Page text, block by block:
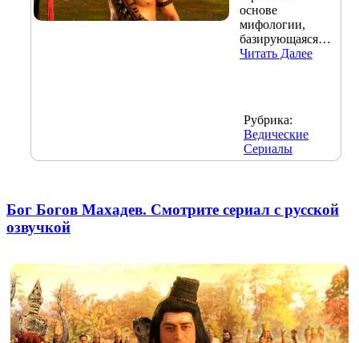
основе
мифологии,
базирующаяся…
Читать Далее
Рубрика:
Ведические
Сериалы
Бог Богов Махадев. Смотрите сериал с русской
озвучкой